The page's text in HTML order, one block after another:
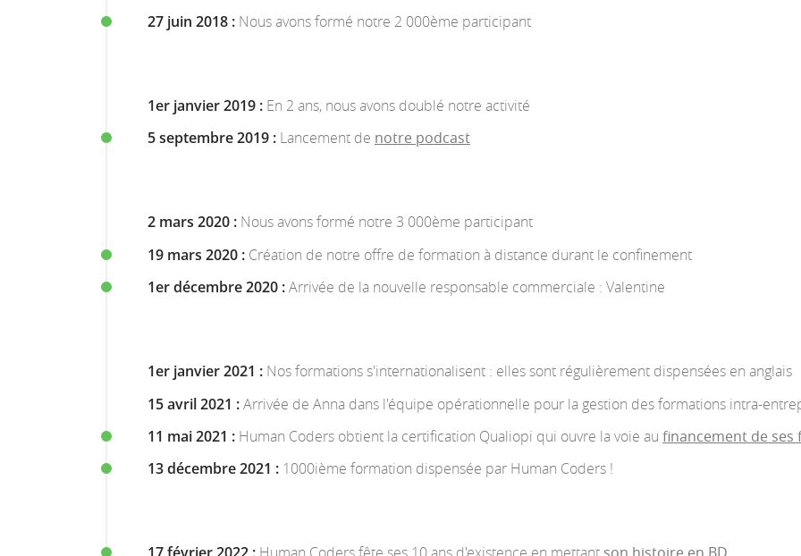
27 juin 2018 : Nous avons formé notre 2 000ème participant
1er janvier 2019 : En 2 ans, nous avons doublé notre activité
5 septembre 2019 : Lancement de notre podcast
2 mars 2020 : Nous avons formé notre 3 000ème participant
19 mars 2020 : Création de notre offre de formation à distance durant le confinement
1er décembre 2020 :Arrivée de la nouvelle responsable commerciale : Valentine
1er janvier 2021 : Nos formations s'internationalisent : elles sont régulièrement dispensées en anglais
15 avril 2021 :Arrivée de Anna dans l'équipe opérationnelle pour la gestion des formations intra-
11 mai 2021 : Human Coders obtient la certification Qualiopi qui ouvre la voie au financement de ses
13 décembre 2021 : 1000ième formation dispensée par Human Coders !